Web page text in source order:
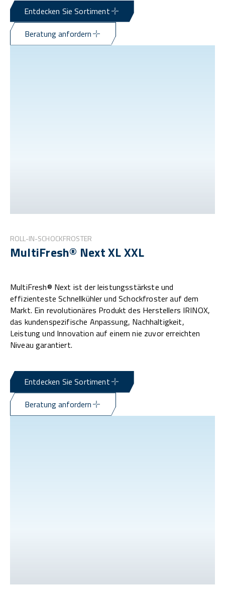
Entdecken Sie Sortiment
Beratung anfordern
ROLL-IN-SCHOCKFROSTER
MultiFresh® Next XL XXL
MultiFresh® Next ist der leistungsstärkste und
effizienteste Schnellkühler und Schockfroster auf dem
Markt. Ein revolutionäres Produkt des Herstellers IRINOX,
das kundenspezifische Anpassung, Nachhaltigkeit,
Leistung und Innovation auf einem nie zuvor erreichten
Niveau garantiert.
Entdecken Sie Sortiment
Beratung anfordern